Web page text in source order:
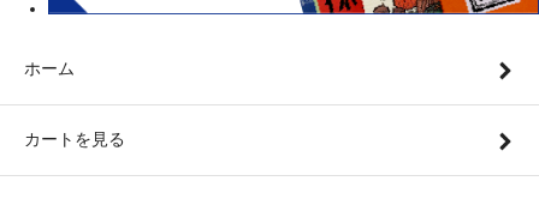
ホーム
カートを見る